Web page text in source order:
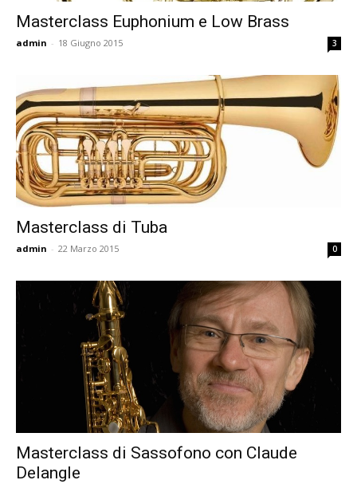
Masterclass Euphonium e Low Brass
admin - 18 Giugno 2015 3
Masterclass di Tuba
admin - 22 Marzo 2015 0
Masterclass di Sassofono con Claude
Delangle